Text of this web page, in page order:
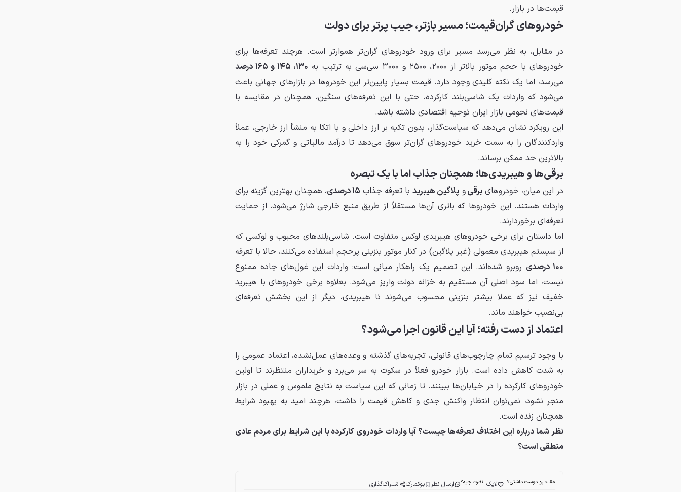
قیمت‌ها در بازار.
خودروهای گران‌قیمت؛ مسیر بازتر، جیب پرتر برای دولت
در مقابل، به نظر می‌رسد مسیر برای ورود خودروهای گران‌تر هموارتر است. هرچند تعرفه‌ها برای
خودروهای با حجم موتور بالاتر از ۲۰۰۰، ۲۵۰۰ و ۳۰۰۰ سی‌سی به ترتیب به
۱۳۰، ۱۴۵ و ۱۶۵ درصد
می‌رسد، اما یک نکته کلیدی وجود دارد. قیمت بسیار پایین‌تر این خودروها در بازارهای جهانی باعث
می‌شود که واردات یک شاسی‌بلند کارکرده، حتی با این تعرفه‌های سنگین، همچنان در مقایسه با
قیمت‌های نجومی بازار ایران توجیه اقتصادی داشته باشد.
این رویکرد نشان می‌دهد که سیاست‌گذار، بدون تکیه بر ارز داخلی و با اتکا به منشأ ارز خارجی، عملاً
واردکنندگان را به سمت خرید خودروهای گران‌تر سوق می‌دهد تا درآمد مالیاتی و گمرکی خود را به
بالاترین حد ممکن برساند.
برقی‌ها و هیبریدی‌ها؛ همچنان جذاب اما با یک تبصره
در این میان، خودروهایبرقیو پلاگین هیبریدبا تعرفه جذاب ۱۵ درصدی
، همچنان بهترین گزینه برای
واردات هستند. این خودروها که باتری آن‌ها مستقلاً از طریق منبع خارجی شارژ می‌شود، از حمایت
تعرفه‌ای برخوردارند.
اما داستان برای برخی خودروهای هیبریدی لوکس متفاوت است. شاسی‌بلندهای محبوب و لوکسی که
از سیستم هیبریدی معمولی (غیر پلاگین) در کنار موتور بنزینی پرحجم استفاده می‌کنند، حالا با تعرفه
۱۰۰ درصدی
روبرو شده‌اند. این تصمیم یک راهکار میانی است: واردات این غول‌های جاده ممنوع
نیست، اما سود اصلی آن مستقیم به خزانه دولت واریز می‌شود. بعلاوه برخی خودروهای با هیبرید
خفیف نیز که عملا بیشتر بنزینی محسوب می‌شوند تا هیبریدی، دیگر از این بخشش تعرفه‌ای
بی‌نصیب خواهند ماند.
اعتماد از دست رفته؛ آیا این قانون اجرا می‌شود؟
با وجود ترسیم تمام چارچوب‌های قانونی، تجربه‌های گذشته و وعده‌های عمل‌نشده، اعتماد عمومی را
به شدت کاهش داده است. بازار خودرو فعلاً در سکوت به سر می‌برد و خریداران منتظرند تا اولین
خودروهای کارکرده را در خیابان‌ها ببینند. تا زمانی که این سیاست به نتایج ملموس و عملی در بازار
منجر نشود، نمی‌توان انتظار واکنش جدی و کاهش قیمت را داشت، هرچند امید به بهبود شرایط
همچنان زنده است.
نظر شما درباره این اختلاف تعرفه‌ها چیست؟ آیا واردات خودروی کارکرده با این شرایط برای مردم عادی
منطقی است؟
مقاله رو دوست داشتی؟ لایک نظرت چیه؟ ارسال نظر بوکمارک اشتراک‌گذاری